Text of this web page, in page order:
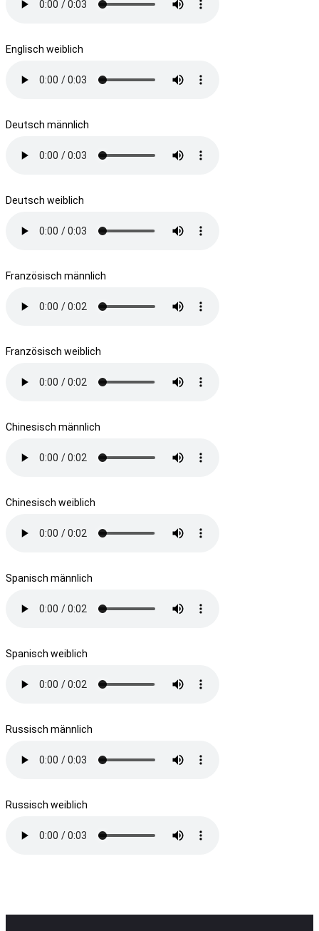
Englisch weiblich
Deutsch männlich
Deutsch weiblich
Französisch männlich
Französisch weiblich
Chinesisch männlich
Chinesisch weiblich
Spanisch männlich
Spanisch weiblich
Russisch männlich
Russisch weiblich